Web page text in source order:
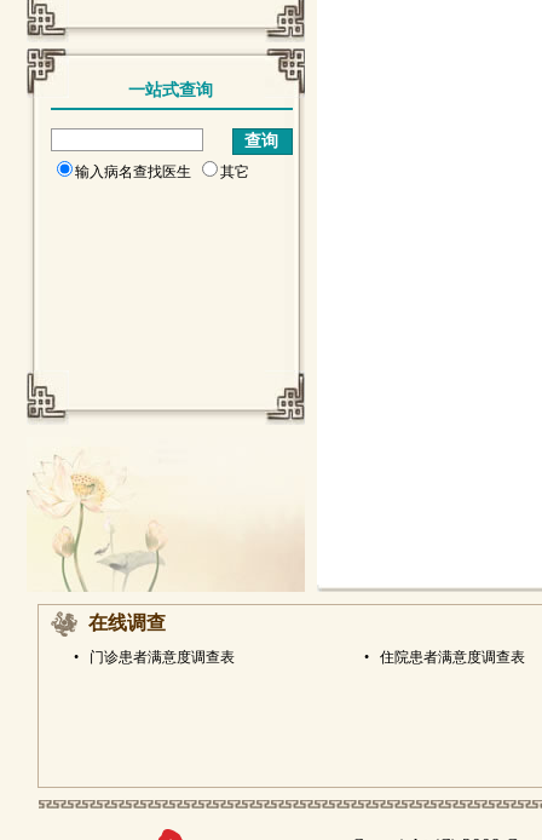
一站式查询
输入病名查找医生 其它
在线调查
• 门诊患者满意度调查表 • 住院患者满意度调查表